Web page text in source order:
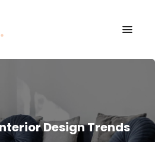
Design Trends